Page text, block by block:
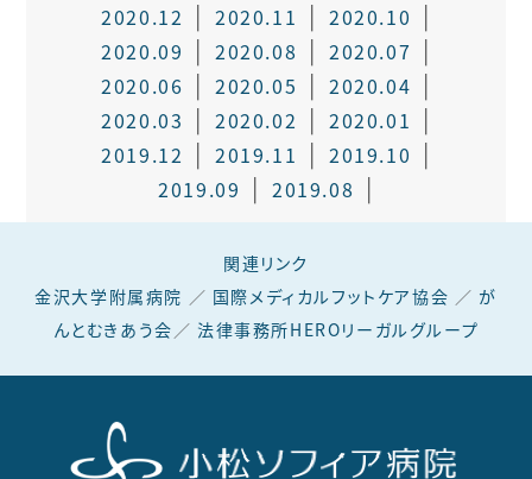
2020.12
2020.11
2020.10
2020.09
2020.08
2020.07
2020.06
2020.05
2020.04
2020.03
2020.02
2020.01
2019.12
2019.11
2019.10
2019.09
2019.08
関連リンク
金沢大学附属病院 ／ 国際メディカルフットケア協会 ／ が
んとむきあう会 ／ 法律事務所HEROリーガルグループ